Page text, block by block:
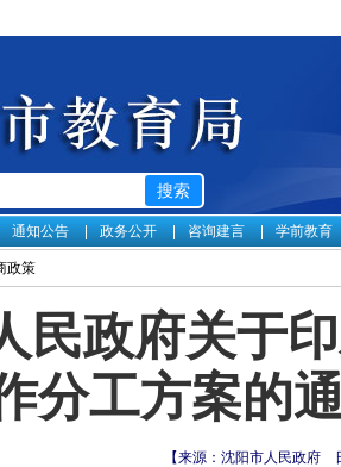
通知公告 政务公开 咨询建言 学前教育
政策
民政府关于
分工方案的
【来源：沈阳市人民政府